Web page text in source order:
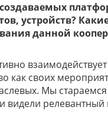
устройств?
данной
своих
Мы
видели